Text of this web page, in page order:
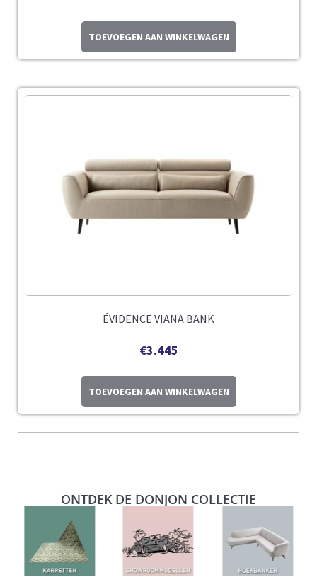
TOEVOEGEN AAN WINKELWAGEN
ÉVIDENCE VIANA BANK
€3.445
TOEVOEGEN AAN WINKELWAGEN
ONTDEK DE DONJON COLLECTIE